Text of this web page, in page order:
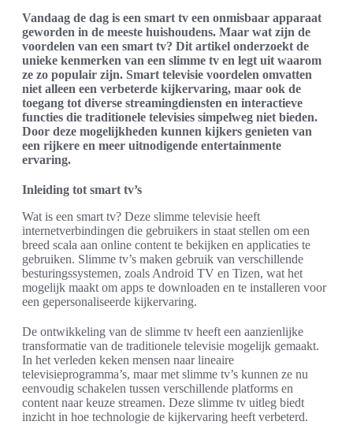
Vandaag de dag is een smart tv een onmisbaar apparaat
geworden in de meeste huishoudens. Maar wat zijn de
voordelen van een smart tv? Dit artikel onderzoekt de
unieke kenmerken van een slimme tv en legt uit waarom
ze zo populair zijn. Smart televisie voordelen omvatten
niet alleen een verbeterde kijkervaring, maar ook de
toegang tot diverse streamingdiensten en interactieve
functies die traditionele televisies simpelweg niet bieden.
Door deze mogelijkheden kunnen kijkers genieten van
een rijkere en meer uitnodigende entertainmente
ervaring.
Inleiding tot smart tv’s
Wat is een smart tv? Deze slimme televisie heeft
internetverbindingen die gebruikers in staat stellen om een
breed scala aan online content te bekijken en applicaties te
gebruiken. Slimme tv’s maken gebruik van verschillende
besturingssystemen, zoals Android TV en Tizen, wat het
mogelijk maakt om apps te downloaden en te installeren voor
een gepersonaliseerde kijkervaring.
De ontwikkeling van de slimme tv heeft een aanzienlijke
transformatie van de traditionele televisie mogelijk gemaakt.
In het verleden keken mensen naar lineaire
televisieprogramma’s, maar met slimme tv’s kunnen ze nu
eenvoudig schakelen tussen verschillende platforms en
content naar keuze streamen. Deze slimme tv uitleg biedt
inzicht in hoe technologie de kijkervaring heeft verbeterd.